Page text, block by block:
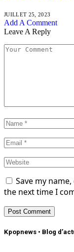
JUILLET 25, 2023
Add A Comment
Leave A Reply
Save my
the next time I
Kpopnews • Blog